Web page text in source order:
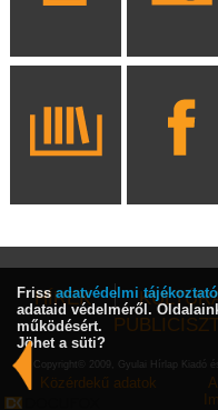
HÍREK
Copyright© 2009, Gyulai Hírlap Kiadó
Közérdekű adatok
Friss adatvédelmi
adataid védelméről.
működésért.
Jöhet a süti?